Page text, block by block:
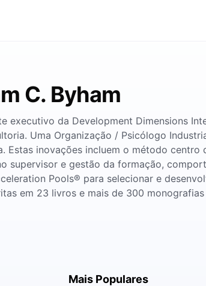
C. Byham
executivo da Development Dimensions
Uma Organização / Psicólogo
Estas inovações incluem o método
supervisor e gestão da formação,
Pools® para selecionar e
em 23 livros e mais de 300
Mais Populares